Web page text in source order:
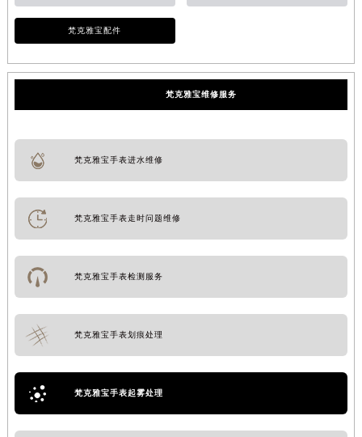
梵克雅宝配件
梵克雅宝维修服务
梵克雅宝手表进水维修
梵克雅宝手表走时问题维修
梵克雅宝手表检测服务
梵克雅宝手表划痕处理
梵克雅宝手表起雾处理